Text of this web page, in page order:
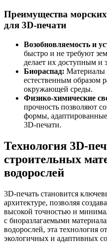
Преимущества
для 3D-печати
Возобновляемость и
быстро и не требуют
делает их доступным и
Биораспад: Материалы
естественным образом
окружающей среды.
Физико-химические
прочность позволяют
формы,
3D-печати.
Технология 3D-
строительных
водорослей
3D-печать становится
архитектуре, позволяя
высокой точностью и
с биоразлагаемыми
водорослей, эта технология
экологичных и адаптивных